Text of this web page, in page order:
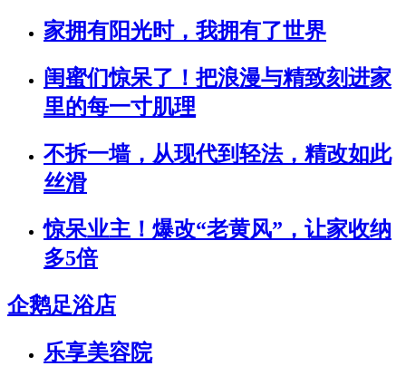
家拥有阳光时，我拥有了世界
闺蜜们惊呆了！把浪漫与精致刻进家
里的每一寸肌理
不拆一墙，从现代到轻法，精改如此
丝滑
惊呆业主！爆改“老黄风”，让家收纳
多5倍
企鹅足浴店
乐享美容院